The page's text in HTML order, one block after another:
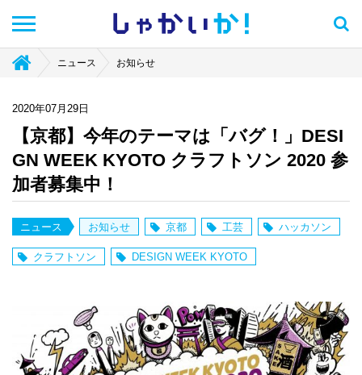
しゃかい か！
ニュース お知らせ
2020年07月29日
【京都】今年のテーマは「バグ！」DESI
GN WEEK KYOTO クラフトソン 2020 参
加者募集中！
ニュース お知らせ 京都 工芸 ハッカソン
クラフトソン DESIGN WEEK KYOTO